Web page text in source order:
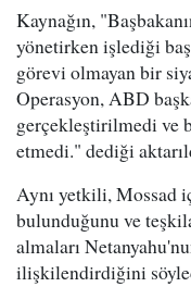
Kaynağın,
yönetirken işlediği
görevi olmayan bir
Operasyon, ABD
gerçekleştirilmedi ve
etmedi." dediği
Aynı yetkili, Mossad
bulunduğunu ve
almaları
ilişkilendirdiğini